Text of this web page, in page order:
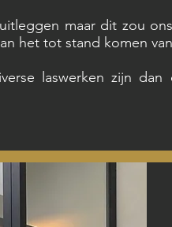
maar dit zou
het tot stand komen
laswerken zijn